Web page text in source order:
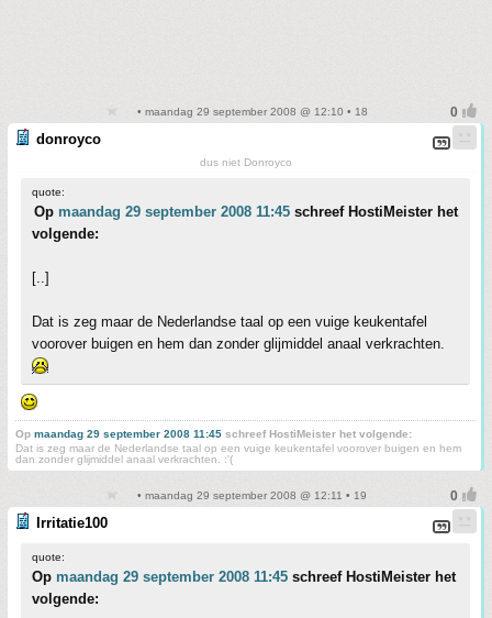
• maandag 29 september 2008 @ 12:10 • 18
donroyco
dus niet Donroyco
quote:
Op maandag 29 september 2008 11:45 schreef HostiMeister het
volgende:
[..]
Dat is zeg maar de Nederlandse taal op een vuige keukentafel
voorover buigen en hem dan zonder glijmiddel anaal verkrachten.
Op maandag 29 september 2008 11:45 schreef HostiMeister het volgende:
Dat is zeg maar de Nederlandse taal op een vuige keukentafel voorover buigen en hem
dan zonder glijmiddel anaal verkrachten. :'(
• maandag 29 september 2008 @ 12:11 • 19
Irritatie100
quote:
Op maandag 29 september 2008 11:45 schreef HostiMeister het
volgende: